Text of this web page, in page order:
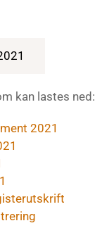
kan lastes ned:
2021